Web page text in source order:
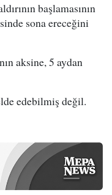
başlamasının
sona ereceğini
aksine, 5 aydan
edebilmiş değil.